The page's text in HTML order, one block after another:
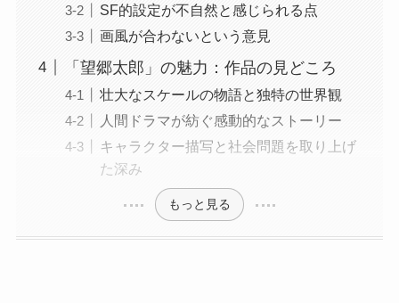
SF的設定が不自然と感じられる点
画風が合わないという意見
「望郷太郎」の魅力：作品の見どころ
壮大なスケールの物語と独特の世界観
人間ドラマが紡ぐ感動的なストーリー
キャラクター描写と社会問題を取り上げ
た深み
もっと見る